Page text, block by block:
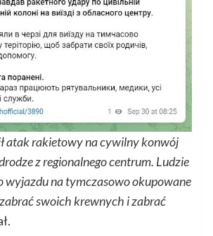
atak rakietowy na cywilny konwój
z regionalnego centrum. Ludzie
wyjazdu na tymczasowo okupowane
swoich krewnych i zabrać